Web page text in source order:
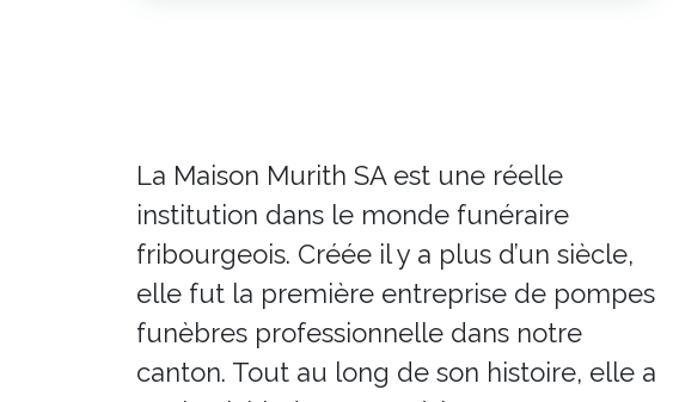
La Maison Murith SA est une réelle
institution dans le monde funéraire
fribourgeois. Créée il y a plus d’un siècle,
elle fut la première entreprise de pompes
funèbres professionnelle dans notre
canton. Tout au long de son histoire, elle a